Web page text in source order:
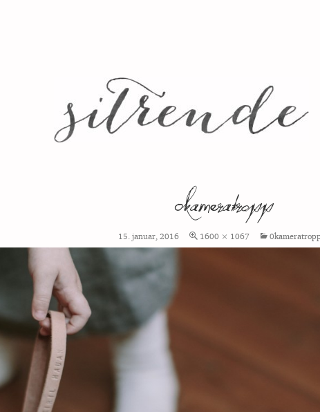
0kameratropp
15. januar, 2016 1600 × 1067 0kameratropp